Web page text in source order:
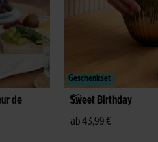
de
Geschenkset
Sweet Birthday
ab 43,99 €